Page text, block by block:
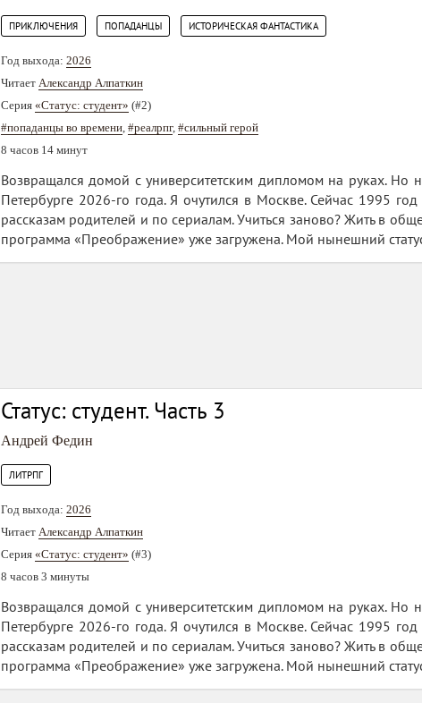
ПРИКЛЮЧЕНИЯ ПОПАДАНЦЫ ИСТОРИЧЕСКАЯ ФАНТАСТИКА
Год выхода: 2026
Читает Александр Алпаткин
Серия «Статус: студент» (#2)
#попаданцы во времени, #реалрпг, #сильный герой
8 часов 14 минут
Возвращался домой с университетским дипломом на руках. Но
Петербурге 2026-го года. Я очутился в Москве. Сейчас 1995
рассказам родителей и по сериалам. Учиться заново? Жить в
программа «Преображение» уже загружена. Мой нынешний
Статус: студент. Часть 3
Андрей Федин
ЛИТРПГ
Год выхода: 2026
Читает Александр Алпаткин
Серия «Статус: студент» (#3)
8 часов 3 минуты
Возвращался домой с университетским дипломом на руках. Но
Петербурге 2026-го года. Я очутился в Москве. Сейчас 1995
рассказам родителей и по сериалам. Учиться заново? Жить в
программа «Преображение» уже загружена. Мой нынешний